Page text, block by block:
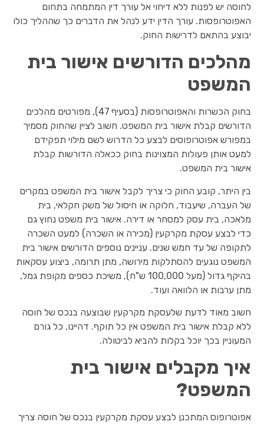
לחוסה יש לפנות ללא דיחוי אל עורך דין המתמחה בתחום
האפוטרופסות. עורך הדין ידע לנהל את הדברים כך שההליך כולו
יבוצע בהתאם לדרישות החוק.
מהלכים הדורשים אישור בית
המשפט
בחוק הכשרות והאפוטרופסות (בסעיף 47), מפורטים מהלכים
הדורשים קבלת אישור בית המשפט. חשוב לציין שהחוק מסמיך
במפורש אפוטרופוסים לבצע כל הדרוש לשם מילוי תפקידם
למעט אותן פעולות המצוינות בחוק ככאלה הדורשות קבלת
אישור בית המשפט.
בין היתר, קובע החוק כי צריך לקבל אישור בית המשפט במקרים
של העברה, שיעבוד, חלוקה או חיסול של משק חקלאי, בית
מלאכה, בית עסק למסחר או דירה. אישור בית משפט נחוץ גם
כדי לבצע עסקת מקרקעין (מכירה או השכרה) למעט השכרה
לתקופה של עד חמש שנים. עניינים נוספים הדורשים אישור בית
המשפט נוגעים להסתלקות מירושה, מתן תרומה, ביצוע עסקאות
בהיקף גדול (מעל 100,000 ש"ח), משיכת כספים מקופת גמל,
מתן ערבות או הלוואה ועוד.
חשוב מאוד לדעת שלעסקת מקרקעין שבוצעה בנכס של חוסה
ללא קבלת אישור בית המשפט אין כל תוקף. דהיינו, כל גורם
המעוניין בכך יוכל בקלות להביא לביטולה.
איך מקבלים אישור בית
המשפט?
אפוטרופוס המתכנן לבצע עסקת מקרקעין בנכס של חוסה צריך